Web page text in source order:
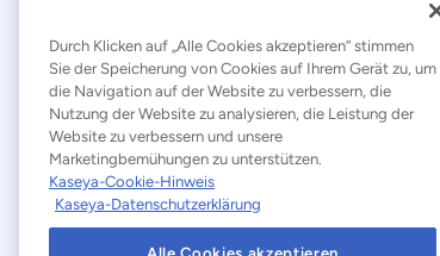
Durch Klicken auf „Alle Cookies akzeptieren“ stimmen
Sie der Speicherung von Cookies auf Ihrem Gerät zu, um
die Navigation auf der Website zu verbessern, die
Nutzung der Website zu analysieren, die Leistung der
Website zu verbessern und unsere
Marketingbemühungen zu unterstützen.
Kaseya-Cookie-Hinweis
Kaseya-Datenschutzerklärung